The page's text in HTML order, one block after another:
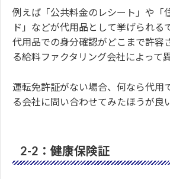
例えば「公共料金のレシート」や「
ド」などが代用品として挙げられる
代用品での身分確認がどこまで許容
る給料ファクタリング会社によって
運転免許証がない場合、何なら代用
る会社に問い合わせてみたほうが良
2-2：健康保険証